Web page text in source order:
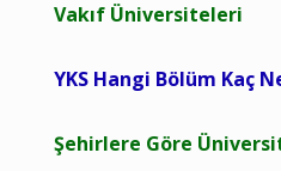
Vakıf Üniversiteleri
YKS Hangi Bölüm Kaç
Şehirlere Göre